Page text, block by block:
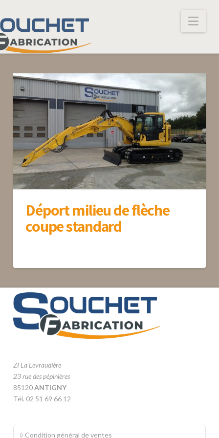
Déport milieu de flèche
coupe standard
ZI La Levraudière
23 rue des pépinières
85120ANTIGNY
Tél. 02 51 69 66 12
Condition général de ventes